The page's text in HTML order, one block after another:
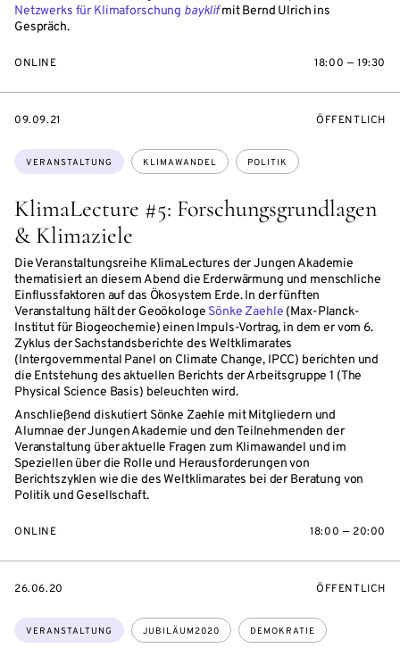
Netzwerks für Klimaforschung bayklifmit Bernd Ulrich ins
Gespräch.
ONLINE 18:00 — 19:30
KlimaLecture #5: Forschungsgrundlagen
& Klimaziele
Die Veranstaltungsreihe KlimaLectures der Jungen Akademie
thematisiert an diesem Abend die Erderwärmung und menschliche
Einflussfaktoren auf das Ökosystem Erde. In der fünften
Veranstaltung hält der Geoökologe Sönke Zaehle (Max-Planck-
Institut für Biogeochemie) einen Impuls-Vortrag, in dem er vom 6.
Zyklus der Sachstandsberichte des Weltklimarates
(Intergovernmental Panel on Climate Change, IPCC) berichten und
die Entstehung des aktuellen Berichts der Arbeitsgruppe 1 (The
Physical Science Basis) beleuchten wird.
Anschließend diskutiert Sönke Zaehle mit Mitgliedern und
Alumnae der Jungen Akademie und den Teilnehmenden der
Veranstaltung über aktuelle Fragen zum Klimawandel und im
Speziellen über die Rolle und Herausforderungen von
Berichtszyklen wie die des Weltklimarates bei der Beratung von
Politik und Gesellschaft.
Themen:
VERANSTALTUNG KLIMAWANDEL POLITIK
EVENTBEGINSON
09.09.21 ÖFFENTLICH
ONLINE 18:00 — 20:00
Themen:
VERANSTALTUNG JUBILÄUM2020 DEMOKRATIE
EVENTBEGINSON
26.06.20 ÖFFENTLICH